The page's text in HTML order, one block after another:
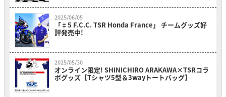
2025/06/05
「♯5 F.C.C. TSR Honda France」 チームグッズ好
評発売中!
2025/05/30
オンライン限定! SHINICHIRO ARAKAWA×TSRコラ
ボグッズ【Tシャツ5型＆3wayトートバッグ】